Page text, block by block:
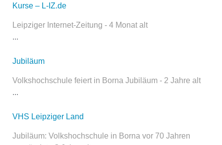
Kontaktaufnahme und ist nicht
Kurse – L-IZ.de
Leipziger Internet-Zeitung - 4 Monat alt
...
Jubiläum
Volkshochschule feiert in Borna Jubiläum - 2 Jahre alt
...
VHS Leipziger Land
Jubiläum: Volkshochschule in Borna vor 70 Jahren